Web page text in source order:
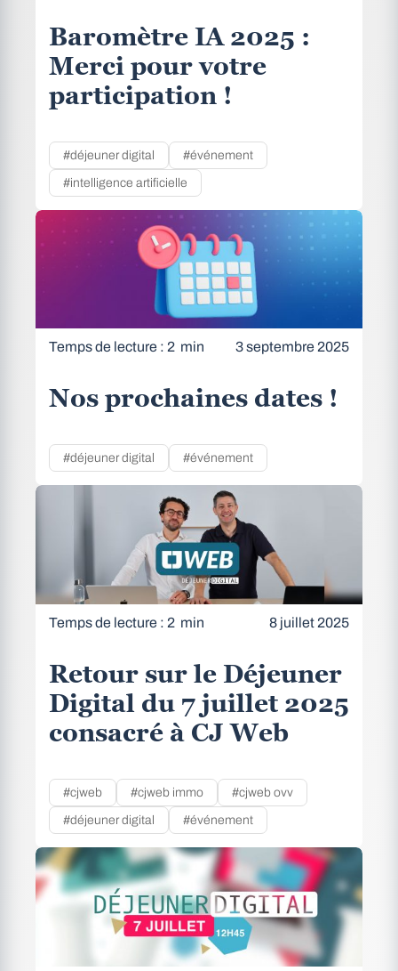
Baromètre IA 2025 :
Merci pour votre
participation !
#déjeuner digital #événement
#intelligence artificielle
Temps de lecture : 2 min 3 septembre 2025
Nos prochaines dates !
#déjeuner digital #événement
Temps de lecture : 2 min 8 juillet 2025
Retour sur le Déjeuner
Digital du 7 juillet 2025
consacré à CJ Web
#cjweb #cjweb immo #cjweb ovv
#déjeuner digital #événement